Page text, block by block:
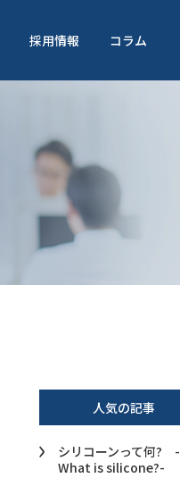
採用情報 コラム
人気の記事
シリコーンって何? -
What is silicone?-